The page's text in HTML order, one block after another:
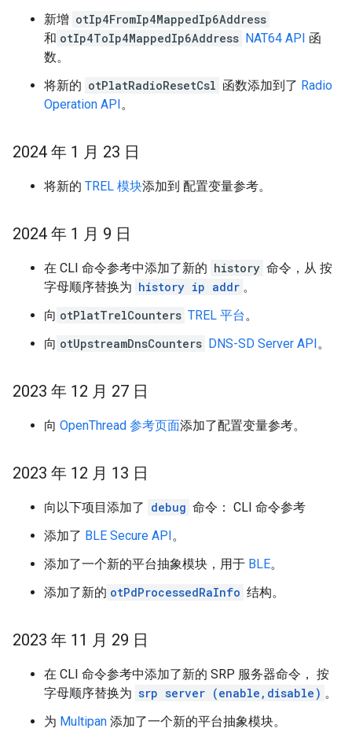
新增 otIp4FromIp4MappedIp6Address
和 otIp4ToIp4MappedIp6Address NAT64 API 函
数。
将新的 otPlatRadioResetCsl 函数添加到了 Radio
Operation API。
2024 年 1 月 23 日
将新的 TREL 模块添加到 配置变量参考。
2024 年 1 月 9 日
在 CLI 命令参考中添加了新的 history 命令，从 按
字母顺序替换为 history ip addr 。
向 otPlatTrelCounters TREL 平台。
向 otUpstreamDnsCounters DNS-SD Server API。
2023 年 12 月 27 日
向 OpenThread 参考页面添加了配置变量参考。
2023 年 12 月 13 日
向以下项目添加了 debug 命令： CLI 命令参考
添加了 BLE Secure API。
添加了一个新的平台抽象模块，用于 BLE。
添加了新的 otPdProcessedRaInfo 结构。
2023 年 11 月 29 日
在 CLI 命令参考中添加了新的 SRP 服务器命令， 按
字母顺序替换为 srp server (enable,disable) 。
为 Multipan 添加了一个新的平台抽象模块。